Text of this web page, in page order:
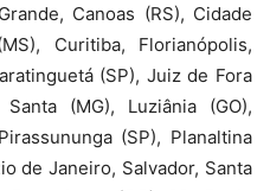
Canoas (RS), Cidade
Curitiba, Florianópolis,
(SP), Juiz de Fora
(MG), Luziânia (GO),
(SP), Planaltina
de Janeiro, Salvador, Santa